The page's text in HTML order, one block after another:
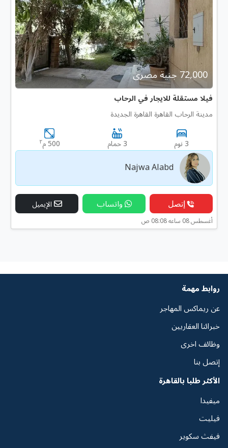
72,000 جنية مصرى
فيلا مستقلة للايجار في الرحاب
مدينة الرحاب القاهرة القاهرة الجديدة
3 نوم 3 حمام 500 م ٢
Najwa Alabd
إتصل واتساب الإيميل
أغسطس 08 ساعه 08:08 ص
روابط مهمة
عن ريماكس المهاجر
خبرائنا العقاريين
وظائف اخرى
إتصل بنا
الأكثر طلبا بالقاهرة
ميفيدا
فيليت
فيفث سكوير